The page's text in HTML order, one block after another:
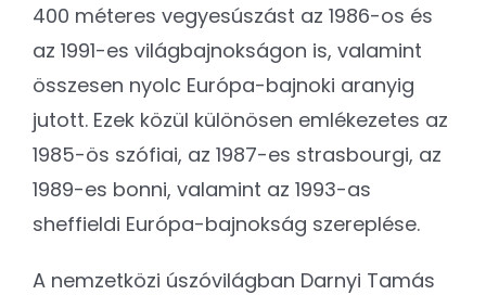
400 méteres vegyesúszást az 1986-os és
az 1991-es világbajnokságon is, valamint
összesen nyolc Európa-bajnoki aranyig
jutott. Ezek közül különösen emlékezetes az
1985-ös szófiai, az 1987-es strasbourgi, az
1989-es bonni, valamint az 1993-as
sheffieldi Európa-bajnokság szereplése.
A nemzetközi úszóvilágban Darnyi Tamás